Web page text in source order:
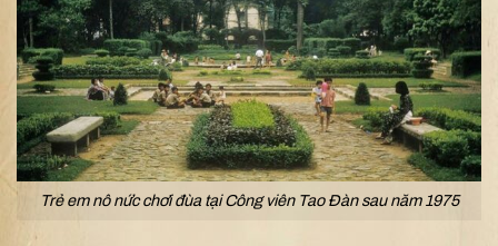
Trẻ em nô nức chơi đùa tại Công viên Tao Đàn sau năm 1975